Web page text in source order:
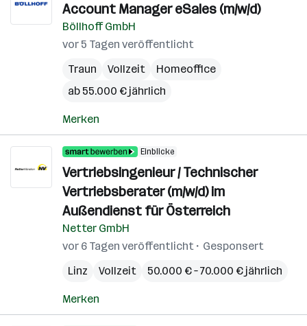
Account Manager eSales (m/w/d)
Böllhoff GmbH
vor 5 Tagen veröffentlicht
Traun
Vollzeit
Homeoffice
ab 55.000 € jährlich
Merken
Einblicke
Vertriebsingenieur / Technischer
Vertriebsberater (m/w/d) im
Außendienst für Österreich
Netter GmbH
vor 6 Tagen veröffentlicht
Gesponsert
Linz
Vollzeit 50.000 € – 70.000 € jährlich
Merken